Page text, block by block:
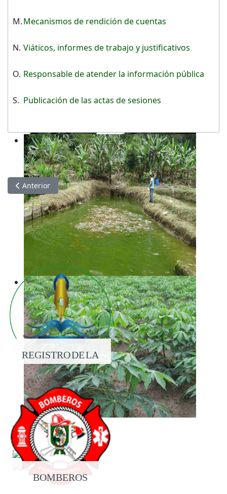
M.Mecanismos de rendición de cuentas
N. Viáticos, informes de trabajo y justificativos
O. Responsable de atender la información pública
S. Publicación de las actas de sesiones
Artículo anterior: Información de FEBRERO 2020
Anterior
REGISTRO DE LA
PROPIEDAD
BOMBEROS